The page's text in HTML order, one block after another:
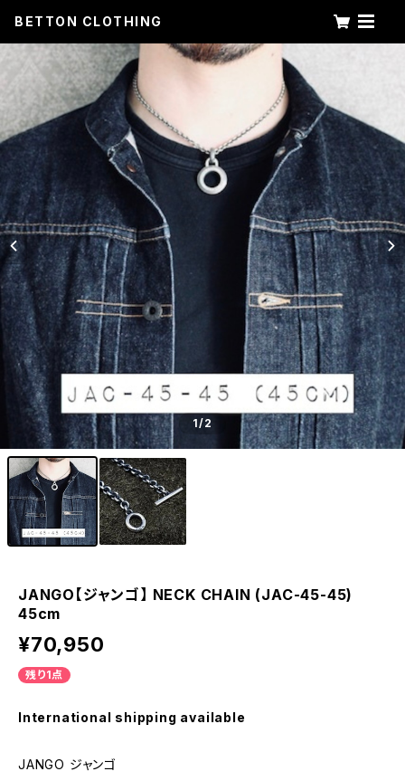
BETTON CLOTHING
1/2
JANGO【ジャンゴ】 NECK CHAIN (JAC-45-45)
45cm
¥70,950
残り1点
International shipping available
JANGO ジャンゴ